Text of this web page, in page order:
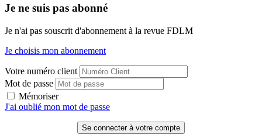
Je ne suis pas abonné
Je n'ai pas souscrit d'abonnement à la revue FDLM
Je choisis mon abonnement
Votre numéro client
Mot de passe
Mémoriser
J'ai oublié mon mot de passe